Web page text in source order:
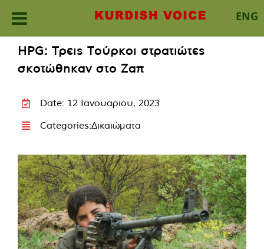
ENG
content
HPG: Τρεις Τούρκοι στρατιώτες
σκοτώθηκαν στο Ζαπ
Date: 12 Ιανουαρίου, 2023
Categories:Δικαιώματα